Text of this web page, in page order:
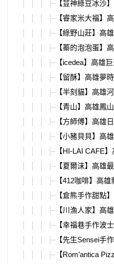
【荳神綠豆冰沙
【睿家米大福】
【綠野山莊】高
【蓁的泡泡蛋】
【icedea】高雄
【留酥】高雄夢
【半刻貓】高雄
【青山】高雄鳳
【方師傅】高雄
【小豬貝貝】高
【HI-LAI CAFE
【夏爾沫】高雄
【412咖啡】高
【倉熊手作甜點
【川漁人家】高
【幸福巷手作波
【先生Sensei手
【Rom’antica